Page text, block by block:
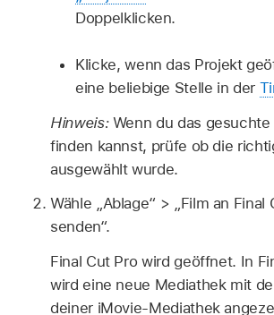
Doppelklicken.
Klicke, wenn das Projekt
eine beliebige Stelle in der
Hinweis: Wenn du das
finden kannst, prüfe ob die
ausgewählt wurde.
Wähle „Ablage“ > „Film an Final
senden“.
Final Cut Pro wird geöffnet. In
wird eine neue Mediathek mit
deiner iMovie-Mediathek